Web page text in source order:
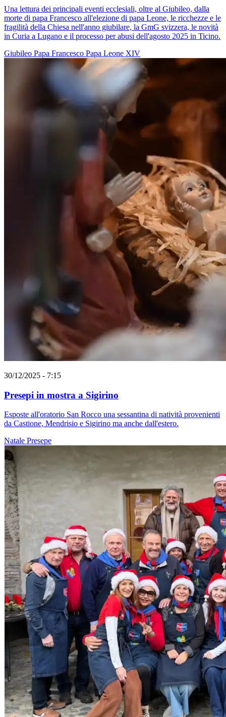
Una lettura dei principali eventi ecclesiali, oltre al Giubileo, dalla
morte di papa Francesco all'elezione di papa Leone, le ricchezze e le
fragilità della Chiesa nell'anno giubilare, la GmG svizzera, le novità
in Curia a Lugano e il processo per abusi dell'agosto 2025 in Ticino.
Giubileo Papa Francesco Papa Leone XIV
30/12/2025 - 7:15
Presepi in mostra a Sigirino
Esposte all'oratorio San Rocco una sessantina di natività provenienti
da Castione, Mendrisio e Sigirino ma anche dall'estero.
Natale Presepe